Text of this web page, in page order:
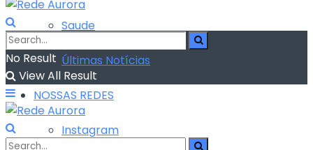
Saude
Últimas Notícias
NOSSAS REDES
Instagram
No Result
View All Result